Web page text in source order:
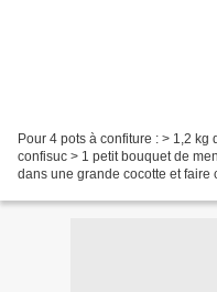
Pour 4 pots à confiture : > 1,2
confisuc > 1 petit bouquet de
dans une grande cocotte et